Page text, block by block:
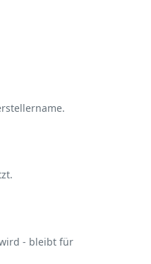
- bleibt für